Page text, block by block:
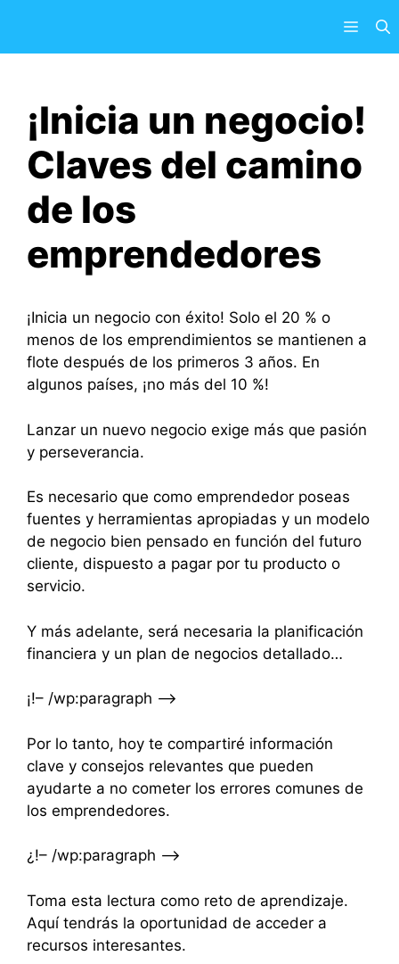
contenido
Menú
¡Inicia un negocio!
Claves del camino
de los
emprendedores
¡Inicia un negocio con éxito! Solo el 20 % o
menos de los emprendimientos se mantienen a
flote después de los primeros 3 años. En
algunos países, ¡no más del 10 %!
Lanzar un nuevo negocio exige más que pasión
y perseverancia.
Es necesario que como emprendedor poseas
fuentes y herramientas apropiadas y un modelo
de negocio bien pensado en función del futuro
cliente, dispuesto a pagar por tu producto o
servicio.
Y más adelante, será necesaria la planificación
financiera y un plan de negocios detallado…
¡!– /wp:paragraph –>
Por lo tanto, hoy te compartiré información
clave y consejos relevantes que pueden
ayudarte a no cometer los errores comunes de
los emprendedores.
¿!– /wp:paragraph –>
Toma esta lectura como reto de aprendizaje.
Aquí tendrás la oportunidad de acceder a
recursos interesantes.